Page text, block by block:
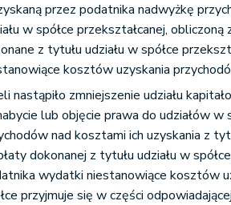
przez podatnika nadwyżkę
w spółce przekształcanej,
z tytułu udziału w spółce
kosztów uzyskania
nastąpiło zmniejszenie udziału
lub objęcie prawa do udziałów w
nad kosztami ich uzyskania z
dokonanej z tytułu udziału w
wydatki niestanowiące kosztów
przyjmuje się w części